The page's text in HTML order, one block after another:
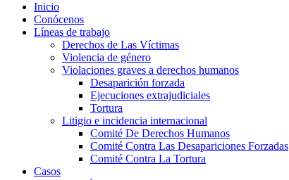
Inicio
Conócenos
Líneas de trabajo
Derechos de Las Víctimas
Violencia de género
Violaciones graves a derechos humanos
Desaparición forzada​
Ejecuciones extrajudiciales
Tortura
Litigio e incidencia internacional
Comité De Derechos Humanos​
Comité Contra Las Desapariciones Forzadas
Comité Contra La Tortura​
Casos